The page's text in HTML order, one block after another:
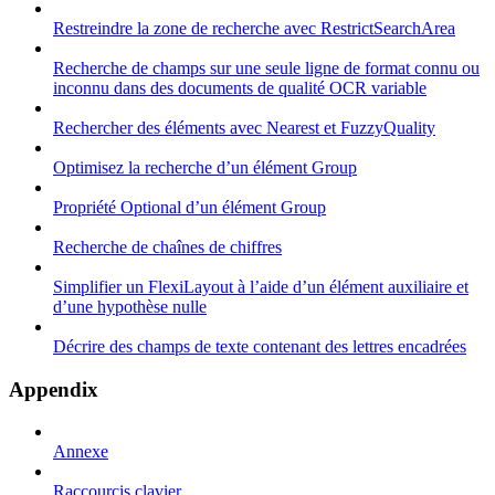
Restreindre la zone de recherche avec RestrictSearchArea
Recherche de champs sur une seule ligne de format connu ou
inconnu dans des documents de qualité OCR variable
Rechercher des éléments avec Nearest et FuzzyQuality
Optimisez la recherche d’un élément Group
Propriété Optional d’un élément Group
Recherche de chaînes de chiffres
Simplifier un FlexiLayout à l’aide d’un élément auxiliaire et
d’une hypothèse nulle
Décrire des champs de texte contenant des lettres encadrées
Appendix
Annexe